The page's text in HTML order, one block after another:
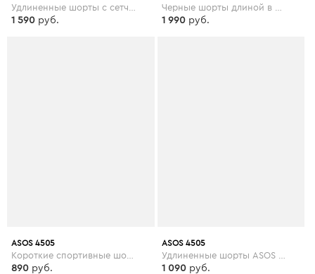
1 590 руб. 1 990 руб.
ASOS 4505
890 руб.
ASOS 4505
1 090 руб.